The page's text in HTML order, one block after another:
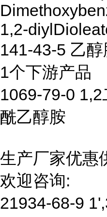
1,2-
141-43-5 乙醇
1个下游产品
1069-79-0
酰乙醇胺
生产厂家优惠
欢迎咨询:
21934-68-9